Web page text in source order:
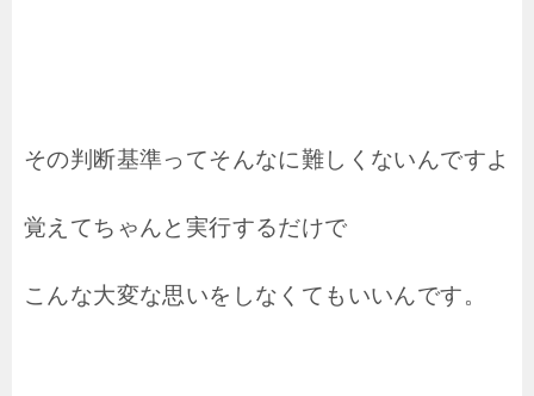
その判断基準ってそんなに難しくないんですよ
覚えてちゃんと実行するだけで
こんな大変な思いをしなくてもいいんです。